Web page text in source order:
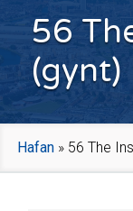
56
(gynt)
Hafan » 56 The